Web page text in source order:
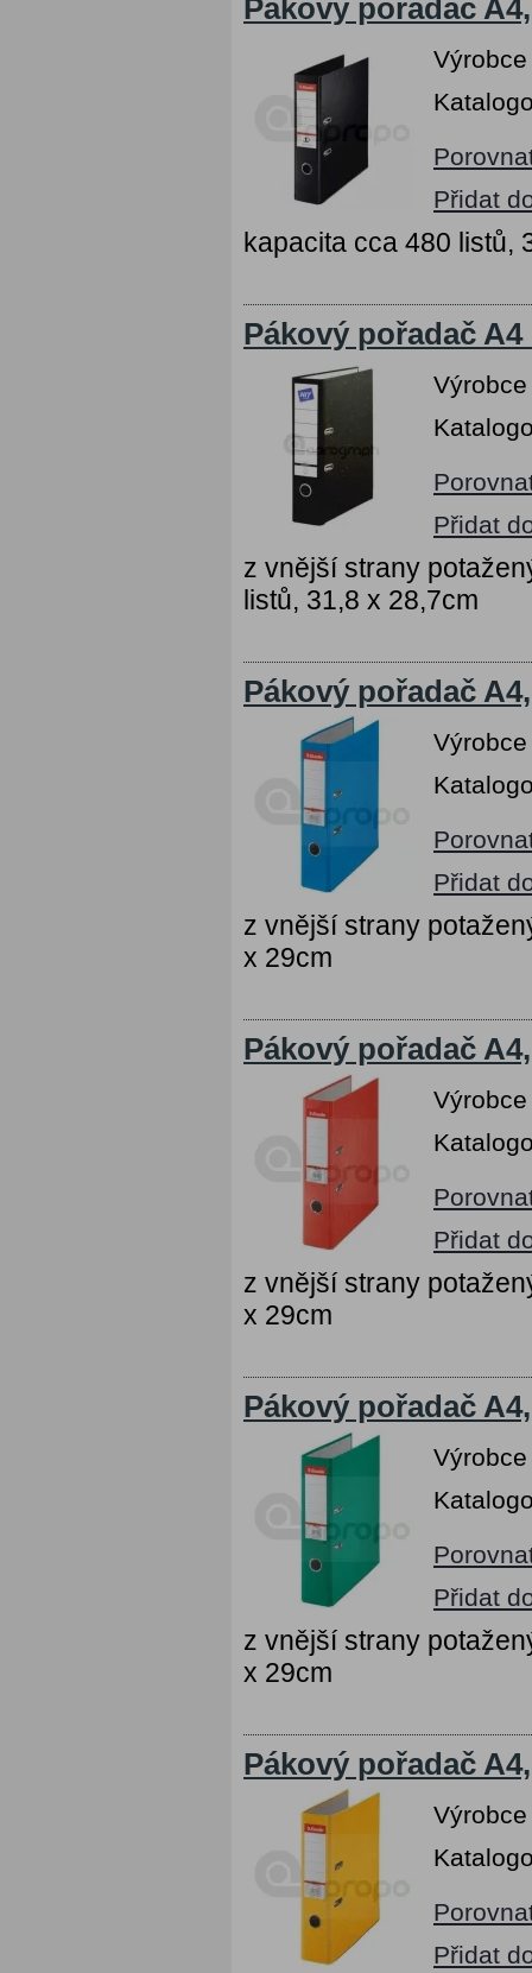
Pákový pořadač
Přidat
kapacita cca 480 listů,
Pákový pořadač
Přidat
z vnější strany
listů, 31,8 x 28,7cm
Pákový pořadač
Přidat
z vnější strany
x 29cm
Pákový pořadač
Přidat
z vnější strany
x 29cm
Pákový pořadač
Přidat
z vnější strany
x 29cm
Pákový pořadač
Přidat